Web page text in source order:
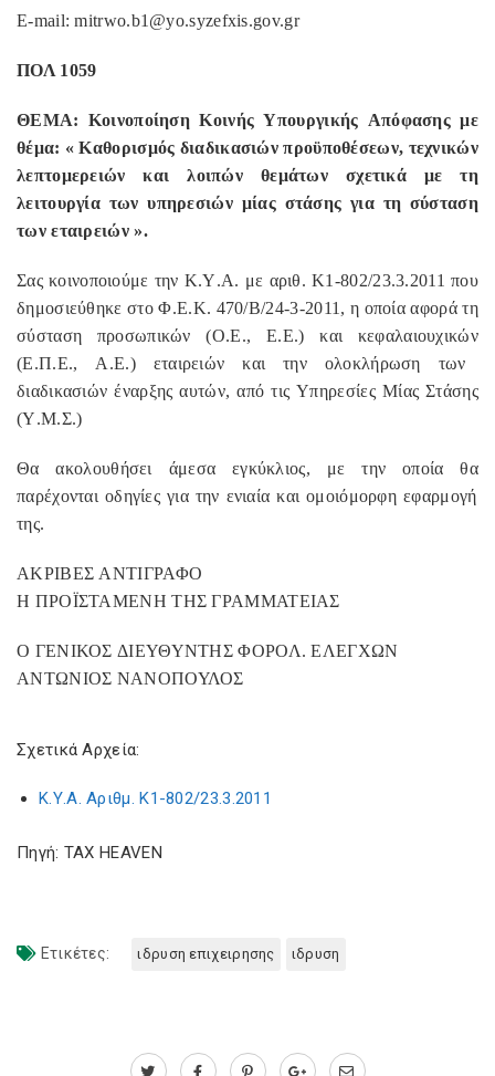
E-mail: mitrwo.b1@yo.syzefxis.gov.gr
ΠΟΛ1059
ΘEMA: Κοινοποίηση Κοινής Υπουργικής Απόφασης με
θέμα: «Καθορισμός διαδικασιών προϋποθέσεων, τεχνικών
λεπτομερειών και λοιπών θεμάτων σχετικά με
τη
λειτουργία των υπηρεσιών μίας στάσης για τη σύσταση
των εταιρειών».
Σας κοινοποιούμε την Κ.Υ.Α. με αριθ.K1-802/23.3.2011 που
δημοσιεύθηκε στο Φ.Ε.Κ. 470/Β/24-3-2011, η οποία αφορά τη
σύσταση προσωπικών (Ο.Ε., Ε.Ε.)και
κεφαλαιουχικών
(Ε.Π.Ε., Α .Ε.) εταιρειών και την ολοκλήρωση
των
διαδικασιών έναρξης αυτών,από τις Υπηρεσίες Μίας Στάσης
(Υ.Μ.Σ.)
Θα ακολουθήσει άμεσα εγκύκλιος, με την οποία
θα
παρέχονται οδηγίες για την ενιαία και ομοιόμορφη εφαρμογή
της.
ΑΚΡΙΒΕΣ ΑΝΤΙΓΡΑΦΟ
Η ΠΡΟΪΣΤΑΜΕΝΗ ΤΗΣ ΓΡΑΜΜΑΤΕΙΑΣ
Ο ΓΕΝΙΚΟΣ ΔΙΕΥΘΥΝΤΗΣ ΦΟΡΟΛ.ΕΛΕΓΧΩΝ
ΑΝΤΩΝΙΟΣ ΝΑΝΟΠΟΥΛΟΣ
Σχετικά Αρχεία:
Κ.Υ.Α. Αριθμ. K1-802/23.3.2011
Πηγή: TAX HEAVEN
Ετικέτες: ιδρυση επιχειρησης ιδρυση